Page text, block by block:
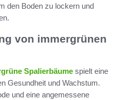
den Boden zu lockern und
von immergrünen
Spalierbäume spielt eine
Gesundheit und Wachstum.
und eine angemessene